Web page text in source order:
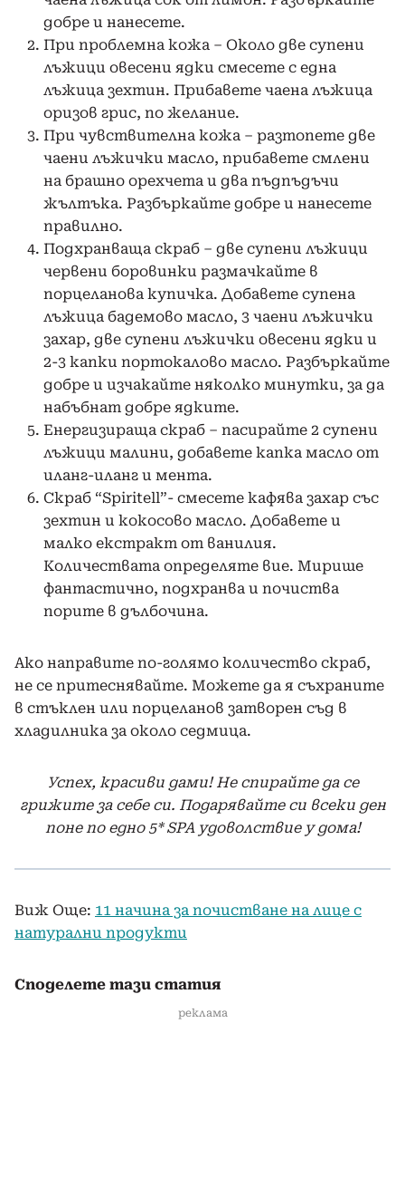
добре и нанесете.
При проблемна кожа – Около две супени
лъжици овесени ядки смесете с една
лъжица зехтин. Прибавете чаена лъжица
оризов грис, по желание.
При чувствителна кожа – разтопете две
чаени лъжички масло, прибавете смлени
на брашно орехчета и два пъдпъдъчи
жълтъка. Разбъркайте добре и нанесете
правилно.
Подхранваща скраб – две супени лъжици
червени боровинки размачкайте в
порцеланова купичка. Добавете супена
лъжица бадемово масло, 3 чаени лъжички
захар, две супени лъжички овесени ядки и
2-3 капки портокалово масло. Разбъркайте
добре и изчакайте няколко минутки, за да
набъбнат добре ядките.
Енергизираща скраб – пасирайте 2 супени
лъжици малини, добавете капка масло от
иланг-иланг и мента.
Скраб “Spiritell”- смесете кафява захар със
зехтин и кокосово масло. Добавете и
малко екстракт от ванилия.
Количествата определяте вие. Мирише
фантастично, подхранва и почиства
порите в дълбочина.
Ако направите по-голямо количество скраб,
не се притеснявайте. Можете да я съхраните
в стъклен или порцеланов затворен съд в
хладилника за около седмица.
Успех, красиви дами! Не спирайте да се
грижите за себе си. Подарявайте си всеки ден
поне по едно 5* SPA удоволствие у дома!
Виж Още: 11 начина за почистване на лице с
натурални продукти
Споделете тази статия
реклама